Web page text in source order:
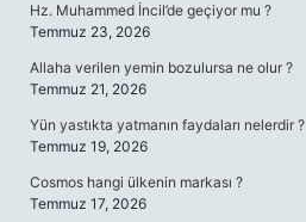
Hz. Muhammed İncil’de geçiyor mu ?
Temmuz 23, 2026
Allaha verilen yemin bozulursa ne olur ?
Temmuz 21, 2026
Yün yastıkta yatmanın faydaları nelerdir ?
Temmuz 19, 2026
Cosmos hangi ülkenin markası ?
Temmuz 17, 2026